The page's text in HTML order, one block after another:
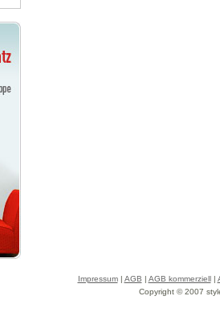
Impressum| AGB | AGB kommerziell|
Copyright © 2007